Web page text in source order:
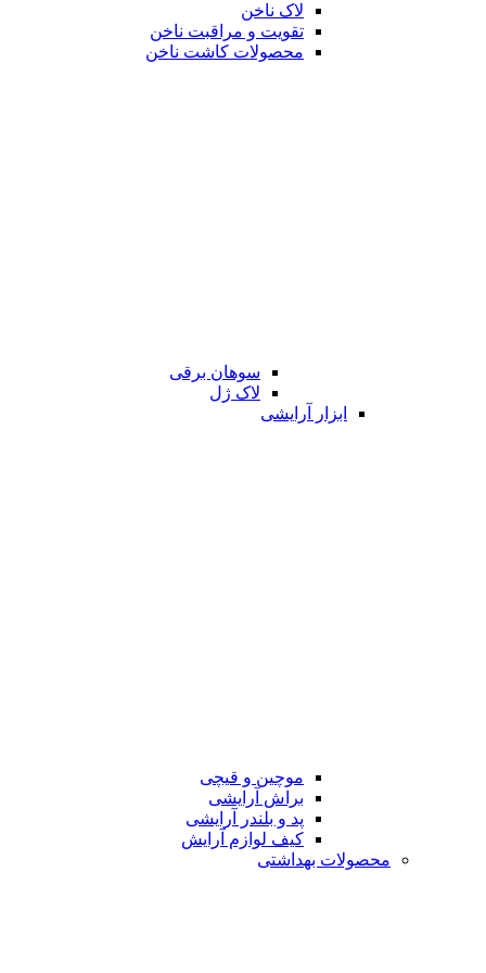
لاک ناخن
تقویت و مراقبت ناخن
محصولات کاشت ناخن
سوهان برقی
لاک ژل
ابزار آرایشی
موچین و قیچی
براش آرایشی
پد و بلندر آرایشی
کیف لوازم آرایش
محصولات بهداشتی